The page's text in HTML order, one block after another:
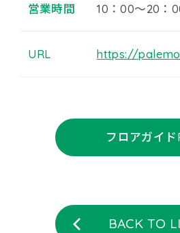
営業時間 10：00～20：
URL https://
フロアガイド
BACK TO